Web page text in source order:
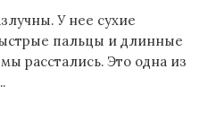
У нее сухие
пальцы и длинные
расстались. Это одна из